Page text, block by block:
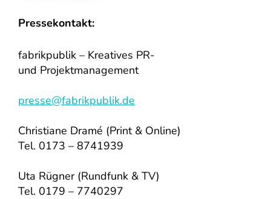
Pressekontakt:
fabrikpublik – Kreatives PR-
und Projektmanagement
presse@fabrikpublik.de
Christiane Dramé (Print & Online)
Tel. 0173 – 8741939
Uta Rügner (Rundfunk & TV)
Tel. 0179 – 7740297